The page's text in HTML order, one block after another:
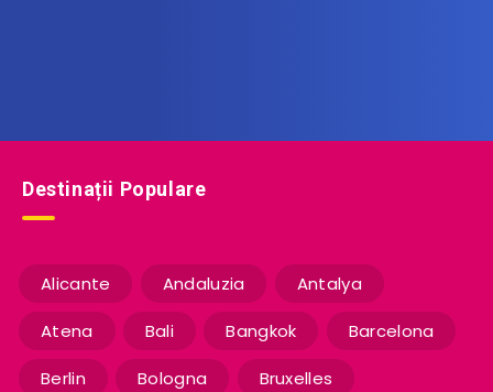
Destinații Populare
Alicante Andaluzia Antalya
Atena Bali Bangkok Barcelona
Berlin Bologna Bruxelles